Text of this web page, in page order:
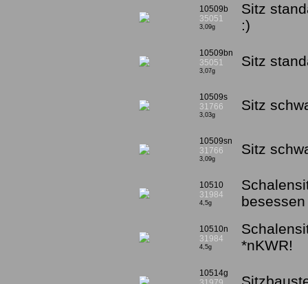
10509b
35051
3,09g
Sitz
:)
10509bn
35051
3,07g
Sitz
10509s
31766
3,03g
Sitz
10509sn
31766
3,09g
Sitz
10510
31984
4,5g
besessen
10510n
31984
4,5g
*nKWR!
10514g